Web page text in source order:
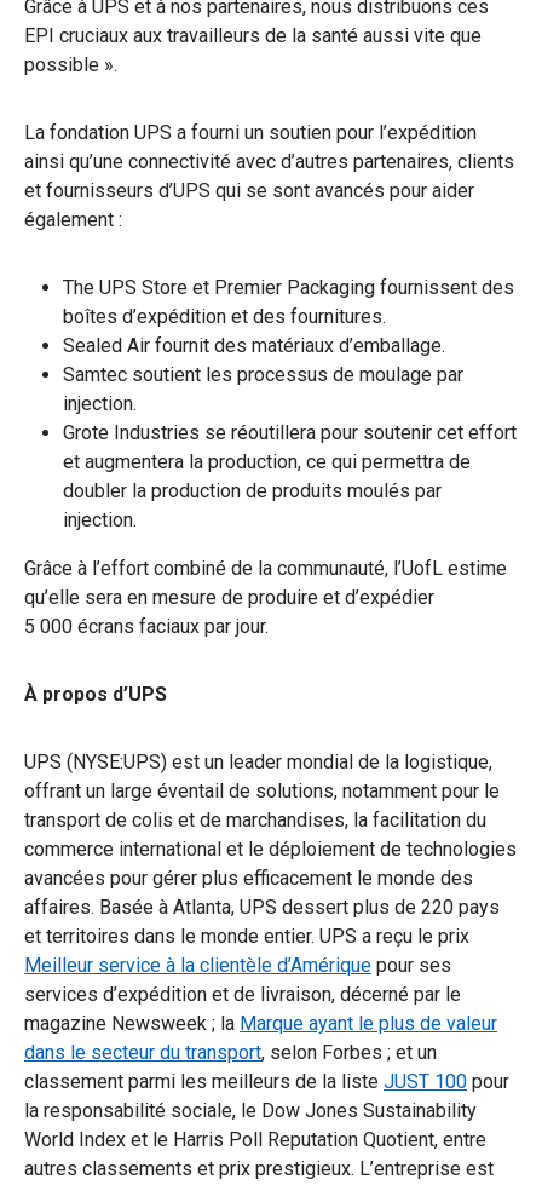
Grâce à UPS et à nos partenaires, nous distribuons ces
EPI cruciaux aux travailleurs de la santé aussi vite que
possible ».
La fondation UPS a fourni un soutien pour l’expédition
ainsi qu’une connectivité avec d’autres partenaires, clients
et fournisseurs d’UPS qui se sont avancés pour aider
également :
The UPS Store et Premier Packaging fournissent des
boîtes d’expédition et des fournitures.
Sealed Air fournit des matériaux d’emballage.
Samtec soutient les processus de moulage par
injection.
Grote Industries se réoutillera pour soutenir cet effort
et augmentera la production, ce qui permettra de
doubler la production de produits moulés par
injection.
Grâce à l’effort combiné de la communauté, l’UofL estime
qu’elle sera en mesure de produire et d’expédier
5 000 écrans faciaux par jour.
À propos d’UPS
UPS (NYSE:UPS) est un leader mondial de la logistique,
offrant un large éventail de solutions, notamment pour le
transport de colis et de marchandises, la facilitation du
commerce international et le déploiement de technologies
avancées pour gérer plus efficacement le monde des
affaires. Basée à Atlanta, UPS dessert plus de 220 pays
et territoires dans le monde entier. UPS a reçu le prix
Meilleur service à la clientèle d’Amérique pour ses
services d’expédition et de livraison, décerné par le
magazine Newsweek ; la Marque ayant le plus de valeur
dans le secteur du transport, selon Forbes ; et un
classement parmi les meilleurs de la liste JUST 100 pour
la responsabilité sociale, le Dow Jones Sustainability
World Index et le Harris Poll Reputation Quotient, entre
autres classements et prix prestigieux. L’entreprise est